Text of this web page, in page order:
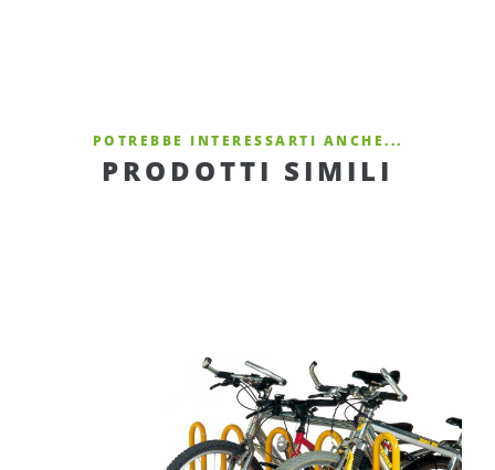
POTREBBE INTERESSARTI ANCHE...
PRODOTTI SIMILI